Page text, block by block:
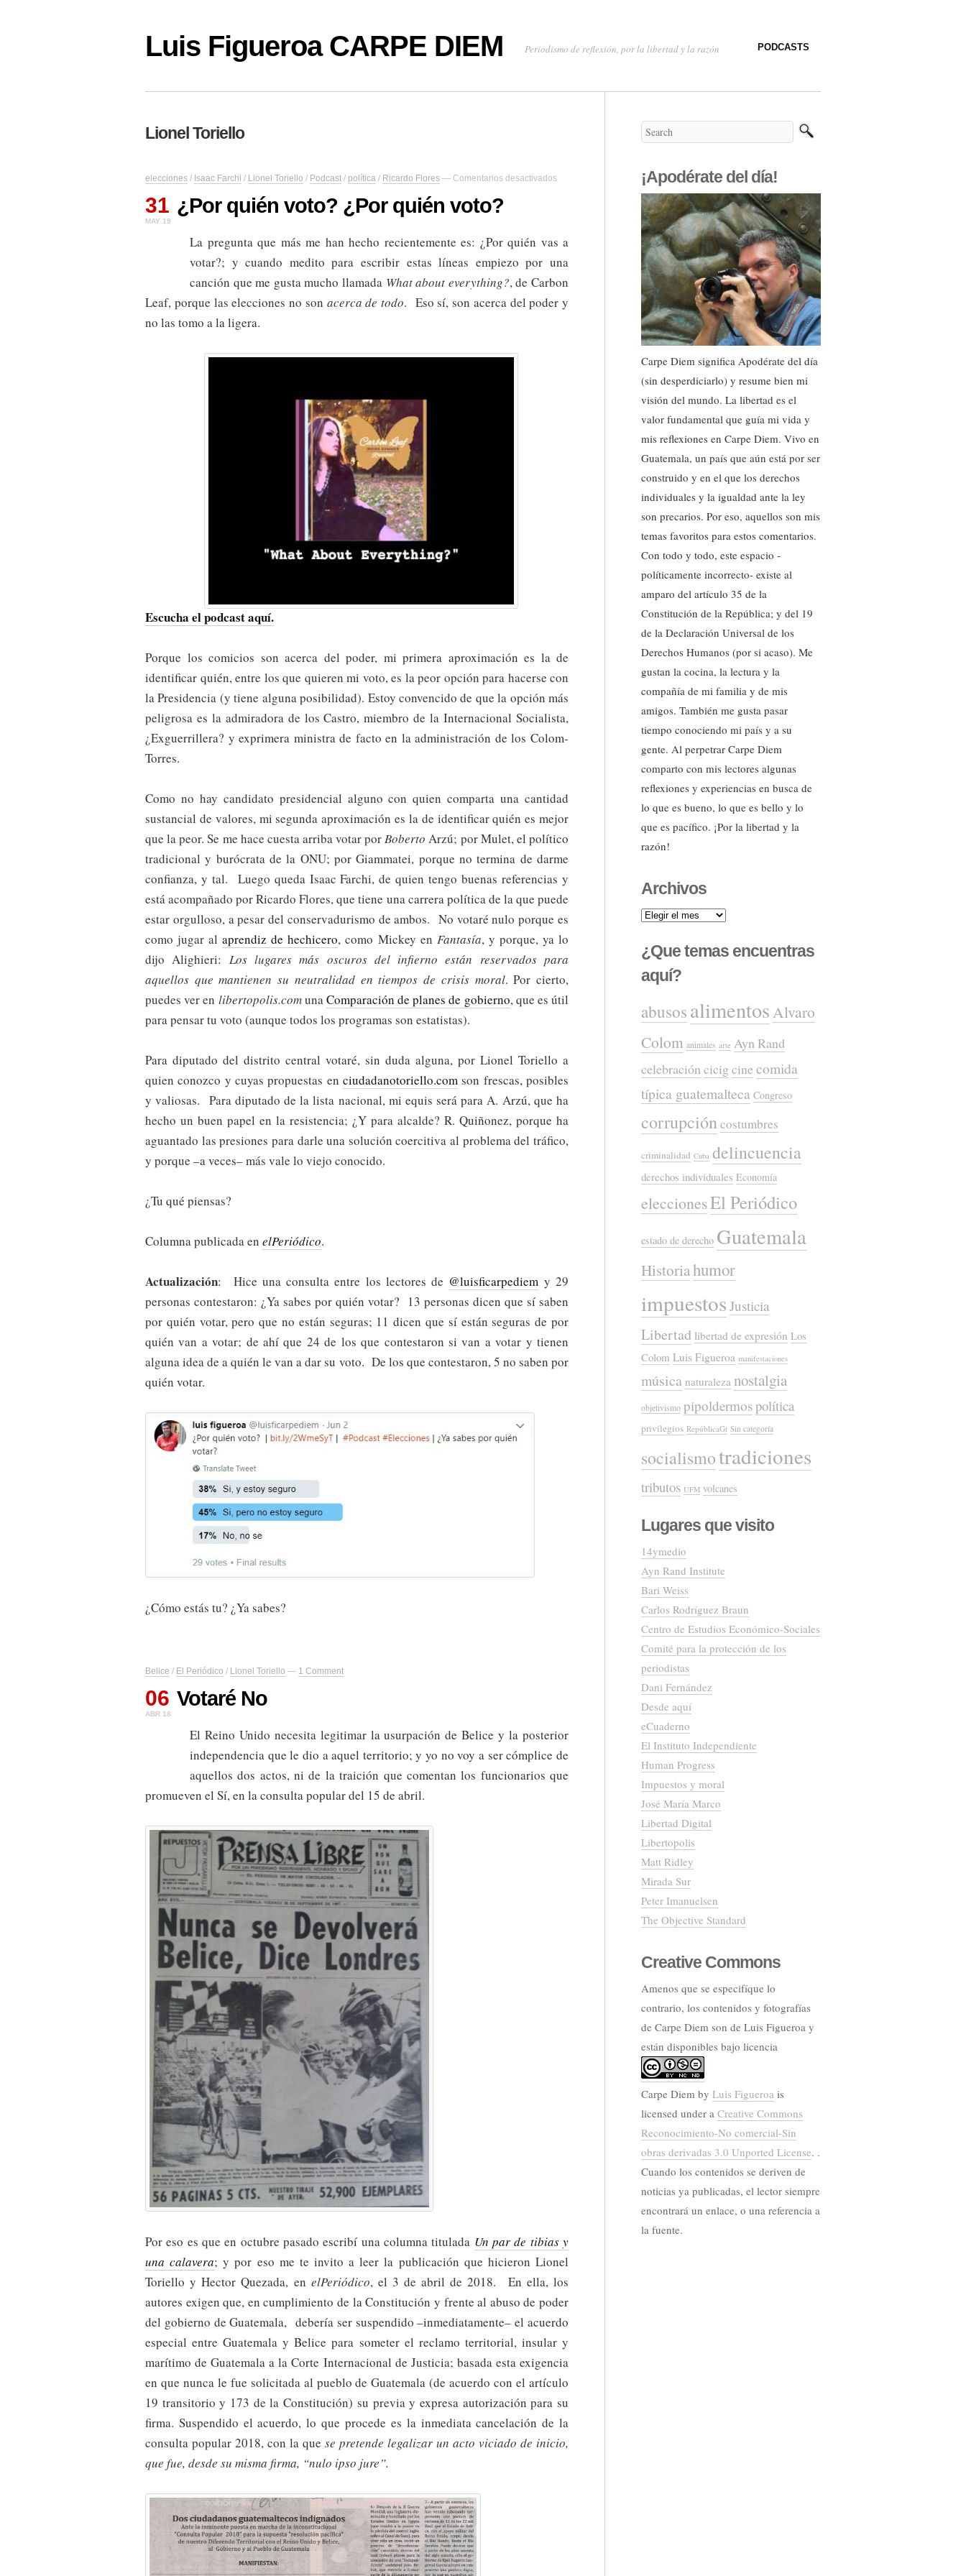
Luis Figueroa CARPE DIEM Periodismo de reflexión, por la libertad y la razón PODCASTS
Lionel Toriello
elecciones / Isaac Farchi / Lionel Toriello / Podcast / política / Ricardo Flores — Comentarios desactivados
31
MAY 19
¿Por quién voto? ¿Por quién voto?
La pregunta que más me han hecho recientemente es: ¿Por quién vas a
votar?; y cuando medito para escribir estas líneas empiezo por una
canción que me gusta mucho llamada What about everything?, de Carbon
Leaf, porque las elecciones no son acerca de todo. Eso sí, son acerca del poder y
no las tomo a la ligera.
Escucha el podcast aquí.
Porque los comicios son acerca del poder, mi primera aproximación es la de
identificar quién, entre los que quieren mi voto, es la peor opción para hacerse con
la Presidencia (y tiene alguna posibilidad). Estoy convencido de que la opción más
peligrosa es la admiradora de los Castro, miembro de la Internacional Socialista,
¿Exguerrillera? y exprimera ministra de facto en la administración de los Colom-
Torres.
Como no hay candidato presidencial alguno con quien comparta una cantidad
sustancial de valores, mi segunda aproximación es la de identificar quién es mejor
que la peor. Se me hace cuesta arriba votar porBoberto Arzú; por Mulet, el político
tradicional y burócrata de la ONU; por Giammatei, porque no termina de darme
confianza, y tal. Luego queda Isaac Farchi, de quien tengo buenas referencias y
está acompañado por Ricardo Flores, que tiene una carrera política de la que puede
estar orgulloso, a pesar del conservadurismo de ambos. No votaré nulo porque es
como jugar alaprendiz de hechicero, como Mickey en Fantasía, y porque, ya lo
dijo Alighieri: Los lugares más oscuros del infierno están reservados para
aquellos que mantienen su neutralidad en tiempos de crisis moral. Por cierto,
puedes ver en libertopolis.comunaComparación de planes de gobierno, que es útil
para pensar tu voto (aunque todos los programas son estatistas).
Para diputado del distrito central votaré, sin duda alguna, por Lionel Toriello a
quien conozco y cuyas propuestas en ciudadanotoriello.com son frescas, posibles
y valiosas. Para diputado de la lista nacional, mi equis será para A. Arzú, que ha
hecho un buen papel en la resistencia; ¿Y para alcalde? R. Quiñonez, porque ha
aguantado las presiones para darle una solución coercitiva al problema del tráfico,
y porque –a veces– más vale lo viejo conocido.
¿Tu qué piensas?
Columna publicada en elPeriódico.
Actualización: Hice una consulta entre los lectores de @luisficarpediem y 29
personas contestaron: ¿Ya sabes por quién votar? 13 personas dicen que sí saben
por quién votar, pero que no están seguras; 11 dicen que sí están seguras de por
quién van a votar; de ahí que 24 de los que contestaron si van a votar y tienen
alguna idea de a quién le van a dar su voto. De los que contestaron, 5 no saben por
quién votar.
¿Cómo estás tu? ¿Ya sabes?
Belice / El Periódico / Lionel Toriello — 1 Comment
06
ABR 18
Votaré No
El Reino Unido necesita legitimar la usurpación de Belice y la posterior
independencia que le dio a aquel territorio; y yo no voy a ser cómplice de
aquellos dos actos, ni de la traición que comentan los funcionarios que
promueven el Sí, en la consulta popular del 15 de abril.
Por eso es que en octubre pasado escribí una columna titulada Un par de tibias y
una calavera; y por eso me te invito a leer la publicación que hicieron Lionel
Toriello y Hector Quezada, en elPeriódico, el 3 de abril de 2018. En ella, los
autores exigen que, en cumplimiento de la Constitución y frente al abuso de poder
del gobierno de Guatemala, debería ser suspendido –inmediatamente– el acuerdo
especial entre Guatemala y Belice para someter el reclamo territorial, insular y
marítimo de Guatemala a la Corte Internacional de Justicia; basada esta exigencia
en que nunca le fue solicitada al pueblo de Guatemala (de acuerdo con el artículo
19 transitorio y 173 de la Constitución) su previa y expresa autorización para su
firma. Suspendido el acuerdo, lo que procede es la inmediata cancelación de la
consulta popular 2018, con la que se pretende legalizar un acto viciado de inicio,
que fue, desde su misma firma, “nulo ipso jure”.
¡Apodérate del día!
Carpe Diem significa Apodérate del día
(sin desperdiciarlo) y resume bien mi
visión del mundo. La libertad es el
valor fundamental que guía mi vida y
mis reflexiones en Carpe Diem. Vivo en
Guatemala, un país que aún está por ser
construido y en el que los derechos
individuales y la igualdad ante la ley
son precarios. Por eso, aquellos son mis
temas favoritos para estos comentarios.
Con todo y todo, este espacio -
políticamente incorrecto- existe al
amparo del artículo 35 de la
Constitución de la República; y del 19
de la Declaración Universal de los
Derechos Humanos (por si acaso). Me
gustan la cocina, la lectura y la
compañía de mi familia y de mis
amigos. También me gusta pasar
tiempo conociendo mi país y a su
gente. Al perpetrar Carpe Diem
comparto con mis lectores algunas
reflexiones y experiencias en busca de
lo que es bueno, lo que es bello y lo
que es pacífico. ¡Por la libertad y la
razón!
Archivos
Archivos
¿Que temas encuentras
aquí?
abusos alimentosAlvaro
Colom animales arte Ayn Rand
celebración cicig cine comida
típica guatemalteca Congreso
corrupcióncostumbres
criminalidad Cuba delincuencia
derechos individuales Economía
eleccionesEl Periódico
estado de derecho Guatemala
Historiahumor
impuestos Justicia
Libertad libertad de expresión Los
Colom Luis Figueroa manifestaciones
música naturaleza nostalgia
objetivismo pipoldermospolítica
privilegios RepúblicaGt Sin categoría
socialismotradiciones
tributos UFM volcanes
Lugares que visito
14ymedio
Ayn Rand Institute
Bari Weiss
Carlos Rodríguez Braun
Centro de Estudios Económico-Sociales
Comité para la protección de los
periodistas
Dani Fernández
Desde aquí
eCuaderno
El Instituto Independiente
Human Progress
Impuestos y moral
José María Marco
Libertad Digital
Libertopolis
Matt Ridley
Mirada Sur
Peter Imanuelsen
The Objective Standard
Creative Commons
Amenos que se especifíque lo
contrario, los contenidos y fotografías
de Carpe Diem son de Luis Figueroa y
están disponibles bajo licencia
Carpe Diem by Luis Figueroa is
licensed under a Creative Commons
Reconocimiento-No comercial-Sin
obras derivadas 3.0 Unported License. .
Cuando los contenidos se deriven de
noticias ya publicadas, el lector siempre
encontrará un enlace, o una referencia a
la fuente.